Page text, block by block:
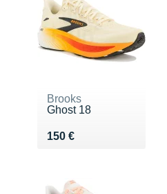
Brooks
Ghost 18
150 €
Vendu 150 €